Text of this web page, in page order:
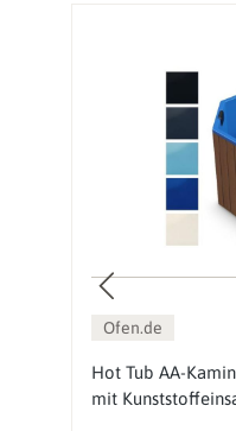
Ofen.de
Hot Tub AA-
mit